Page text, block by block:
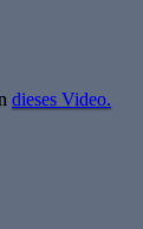
dieses Video.